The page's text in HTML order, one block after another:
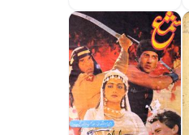
(Jang-e-
Azadi)